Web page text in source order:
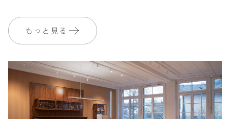
MyOrisにご加入いただくと、保証期間を次の期間まで無料で延長いたし
ます。 3 年
MYORIS
もっと見る